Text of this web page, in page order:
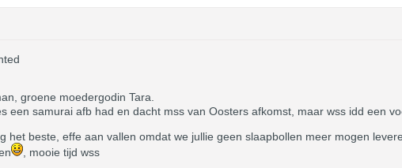
groene moedergodin Tara.
een samurai afb had en dacht mss van Oosters afkomst, maar wss idd een
het beste, effe aan vallen omdat we jullie geen slaapbollen meer mogen
, mooie tijd wss